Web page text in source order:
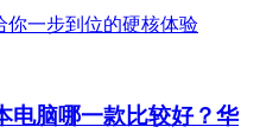
电脑哪一款比较好？华